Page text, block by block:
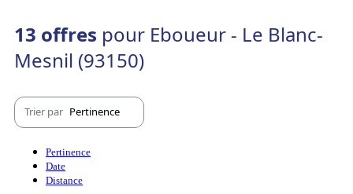
13 offres pour Eboueur - Le Blanc-
Mesnil (93150)
Trier par Pertinence
Pertinence
Date
Distance